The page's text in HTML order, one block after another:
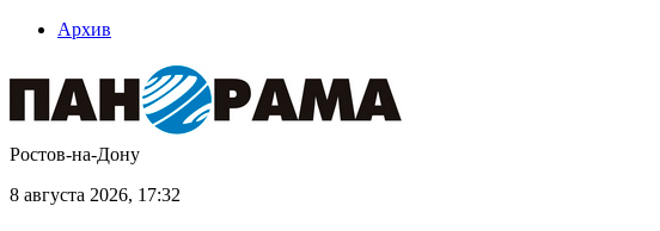
Архив
Ростов-на-Дону
8 августа 2026, 17:32